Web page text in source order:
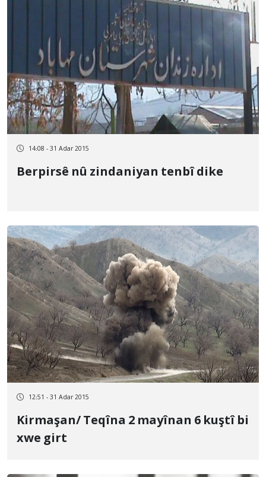
14:08 - 31 Adar 2015
Berpirsê nû zindaniyan tenbî dike
12:51 - 31 Adar 2015
Kirmaşan/ Teqîna 2 mayînan 6 kuştî bi
xwe girt